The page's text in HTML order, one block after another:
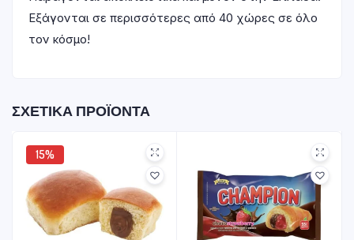
Εξάγονται σε περισσότερες από 40 χώρες σε όλο
τον κόσμo!
ΣΧΕΤΙΚΆ ΠΡΟΪΌΝΤΑ
15%